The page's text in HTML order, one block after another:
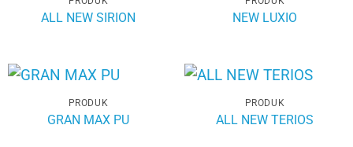
ALL NEW SIRION NEW LUXIO
PRODUK
GRAN MAX PU
PRODUK
ALL NEW TERIOS